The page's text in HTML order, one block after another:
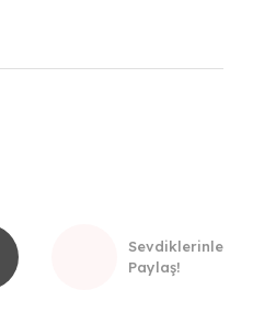
Sevdiklerinle
Paylaş!